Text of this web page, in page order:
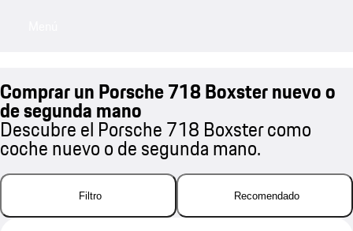
Comprar un Porsche 718 Boxster nuevo o
de segunda mano
Descubre el Porsche 718 Boxster como
coche nuevo o de segunda mano.
Filtro Recomendado